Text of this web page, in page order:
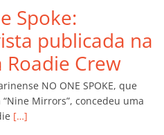
e
Cl
a
ss
ro
Li
n
k
til
h
ar
Spoke:
publicada na
Roadie Crew
NO ONE SPOKE, que
Mirrors”, concedeu uma
[…]